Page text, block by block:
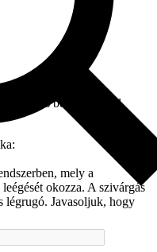
hivatalos beszállítójától.
mely a
okozza. A szivárgás
légrugó. Javasoljuk, hogy